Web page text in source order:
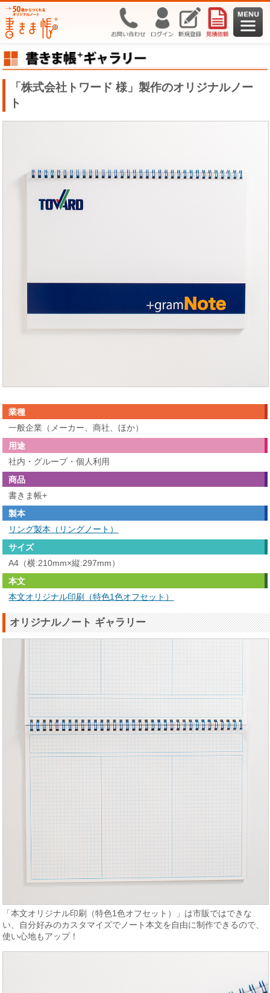
「株式会社トワード 様」製作のオリジナルノー
ト
業種
一般企業（メーカー、商社、ほか）
用途
社内・グループ・個人利用
商品
書きま帳+
製本
リング製本（リングノート）
サイズ
A4（横:210mm×縦:297mm）
本文
本文オリジナル印刷（特色1色オフセット）
オリジナルノート ギャラリー
「本文オリジナル印刷（特色1色オフセット）」は市販ではできな
い、自分好みのカスタマイズでノート本文を自由に制作できるので、
使い心地もアップ！